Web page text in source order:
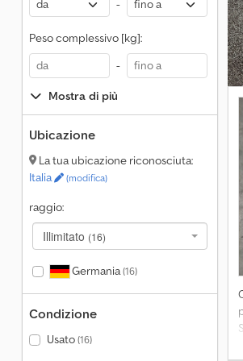
-
Peso complessivo [kg]:
-
Mostra di più
Ubicazione
La tua ubicazione riconosciuta:
Italia
(modifica)
raggio:
Illimitato (16)
Germania(16)
Condizione
Usato(16)